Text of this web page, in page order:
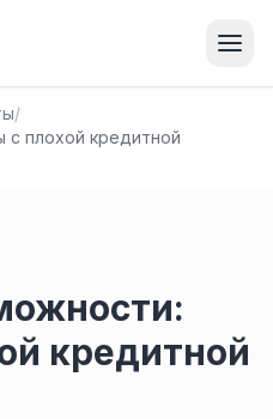
/
с плохой кредитной
кредитной